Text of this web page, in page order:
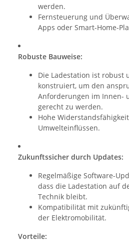
werden.
Fernsteuerung und
Apps oder Smart-Home-
Robuste Bauweise:
Die Ladestation ist robust
konstruiert, um den
Anforderungen im Innen-
gerecht zu werden.
Hohe
Umwelteinflüssen.
Zukunftssicher durch Updates:
Regelmäßige Software-
dass die Ladestation auf
Technik bleibt.
Kompatibilität mit
der Elektromobilität.
Vorteile: